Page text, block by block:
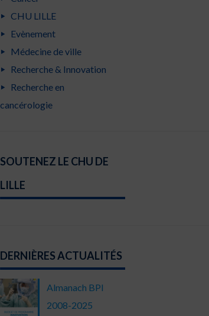
CHU LILLE
Evènement
Médecine de ville
Recherche & Innovation
Recherche en
cancérologie
SOUTENEZ LE CHU DE
LILLE
DERNIÈRES ACTUALITÉS
Almanach BPI
2008-2025